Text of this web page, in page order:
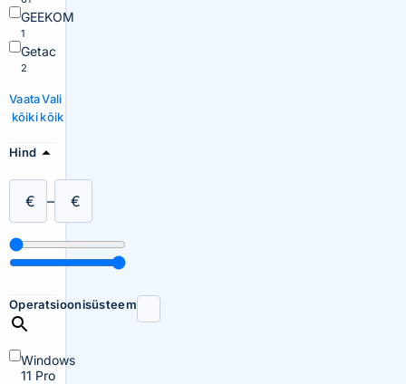
GEEKOM
1
Getac
2
Vaata
kõiki
Vali
kõik
Hind
€ – €
Operatsioonisüsteem
Windows
11 Pro